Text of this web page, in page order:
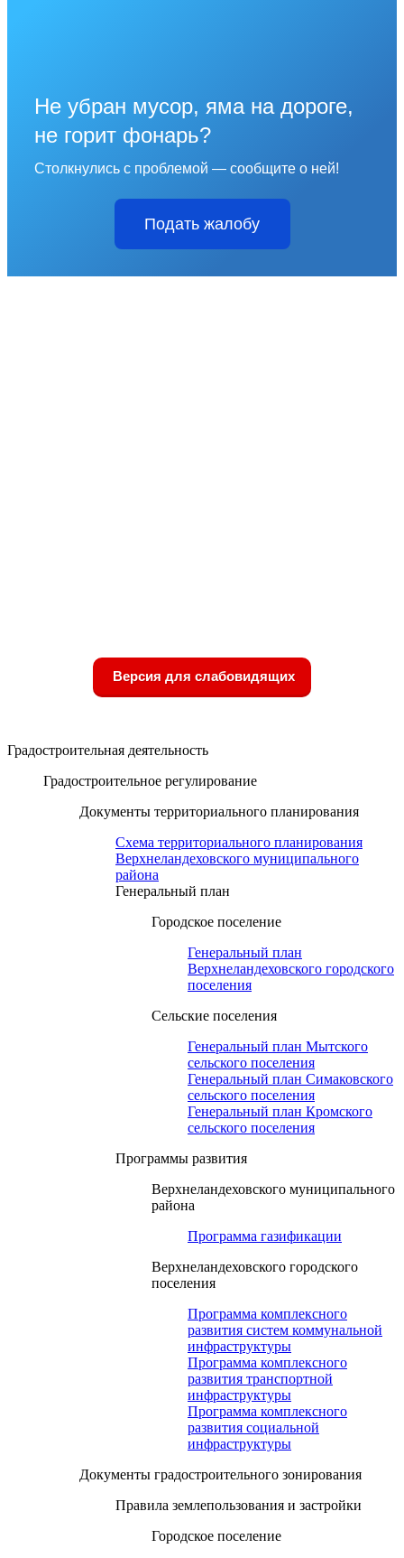
Не убран мусор, яма на дороге,
не горит фонарь?
Столкнулись с проблемой — сообщите о ней!
Подать жалобу
Версия для слабовидящих
Градостроительная деятельность
Градостроительное регулирование
Документы территориального планирования
Схема территориального планирования
Верхнеландеховского муниципального
района
Генеральный план
Городское поселение
Генеральный план
Верхнеландеховского городского
поселения
Сельские поселения
Генеральный план Мытского
сельского поселения
Генеральный план Симаковского
сельского поселения
Генеральный план Кромского
сельского поселения
Программы развития
Верхнеландеховского муниципального
района
Программа газификации
Верхнеландеховского городского
поселения
Программа комплексного
развития систем коммунальной
инфраструктуры
Программа комплексного
развития транспортной
инфраструктуры
Программа комплексного
развития социальной
инфраструктуры
Документы градостроительного зонирования
Правила землепользования и застройки
Городское поселение